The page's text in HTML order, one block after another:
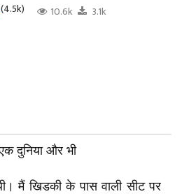
(4.5k) 10.6k 3.1k
दुनिया और भी
मैं खिडकी के पास वाली सीट पर